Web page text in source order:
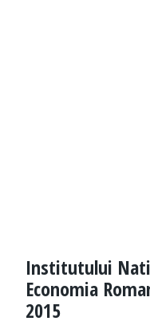
Institutului
Economia
2015